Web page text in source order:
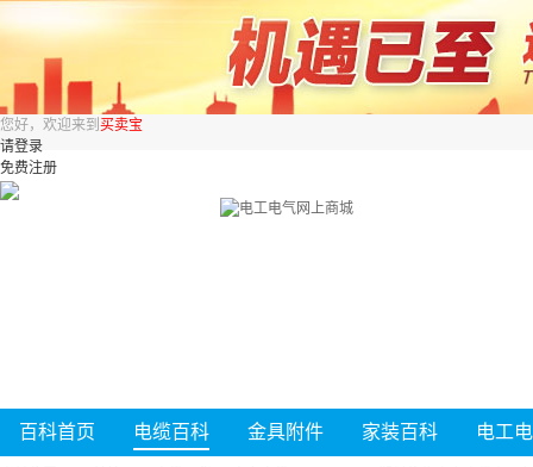
您好，欢迎来到 买卖宝
请登录
免费注册
百科首页 电缆百科 金具附件 家装百科 电工